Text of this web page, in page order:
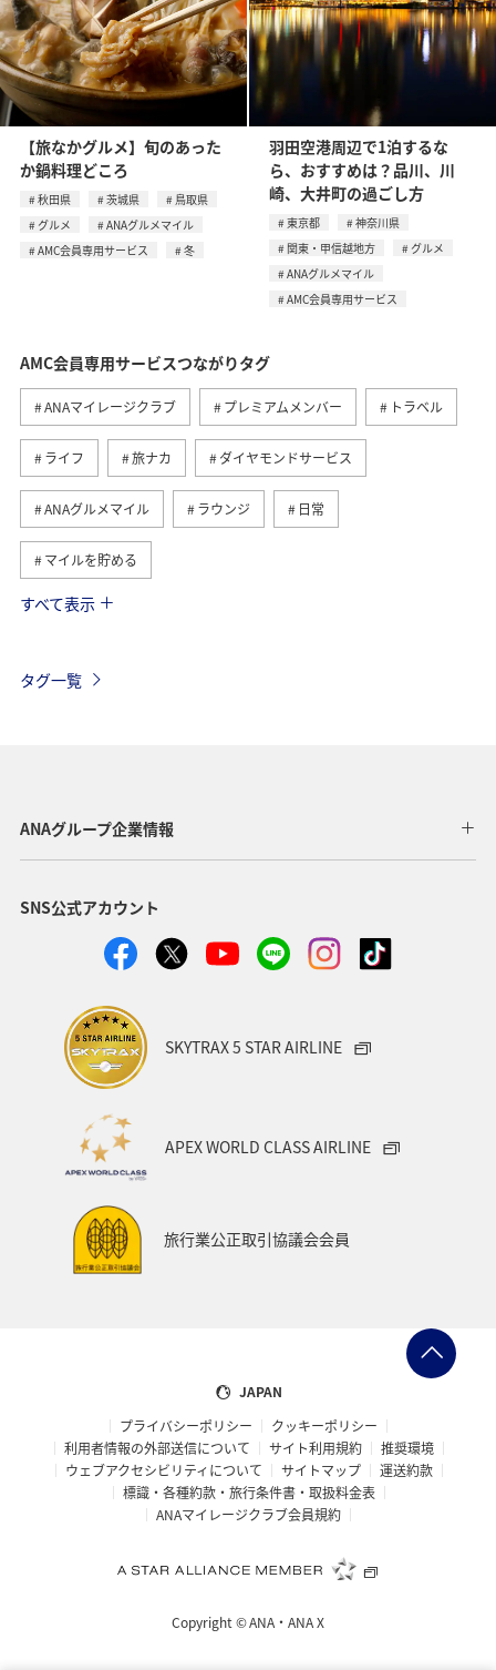
【旅なかグルメ】旬のあった
か鍋料理どころ
秋田県 茨城県
鳥取県
グルメ
ANAグルメマイル
AMC会員専用サービス
冬
羽田空港周辺で1泊するな
ら、おすすめは？品川、川
崎、大井町の過ごし方
東京都
神奈川県
関東・甲信越地方
グルメ
ANAグルメマイル
AMC会員専用サービス
AMC会員専用サービスつながりタグ
ANAマイレージクラブ プレミアムメンバー トラベル
ライフ 旅ナカ ダイヤモンドサービス
ANAグルメマイル ラウンジ 日常
マイルを貯める
グルメ
鳥取県 東京都 帰省 神奈川県 夜景
関東・甲信越地方
ブロンズサービス 機内 手荷物
スーパーフライヤーズ
予約
すべて表示
タグ一覧
ANAグループ企業情報
SNS公式アカウント
SKYTRAX 5 STAR AIRLINE
APEX WORLD CLASS AIRLINE
旅行業公正取引協議会会員
JAPAN
プライバシーポリシー
クッキーポリシー
利用者情報の外部送信について
サイト利用規約
推奨環境
ウェブアクセシビリティについて
サイトマップ
運送約款
標識・各種約款・旅行条件書・取扱料金表
ANAマイレージクラブ会員規約
Copyright ©ANA・ANA X